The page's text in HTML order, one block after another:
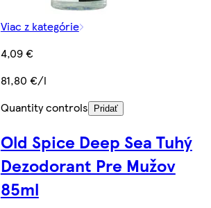
Viac z kategórie
4,09 €
81,80 €/l
Quantity controls
Pridať
Old Spice Deep Sea Tuhý
Dezodorant Pre Mužov
85ml